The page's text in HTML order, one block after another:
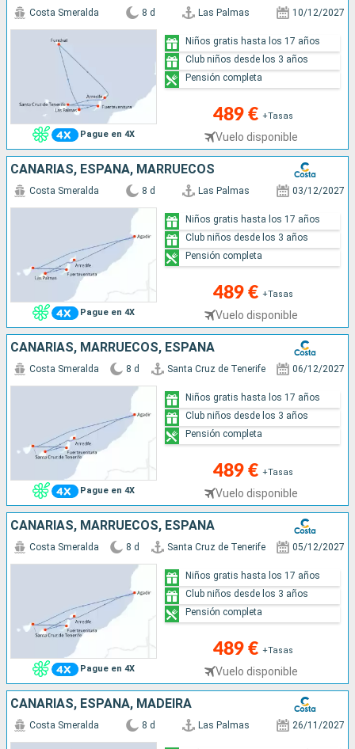
Pague en 4X
Costa Smeralda 8 d Las Palmas 10/12/2027
489 € +Tasas
Vuelo disponible
Niños gratis hasta los 17 años
Club niños desde los 3 años
Pensión completa
CANARIAS, ESPAÑA, MARRUECOS
Pague en 4X
Costa Smeralda 8 d Las Palmas 03/12/2027
489 € +Tasas
Vuelo disponible
Niños gratis hasta los 17 años
Club niños desde los 3 años
Pensión completa
CANARIAS, MARRUECOS, ESPAÑA
Pague en 4X
Costa Smeralda 8 d Santa Cruz de Tenerife 06/12/2027
489 € +Tasas
Vuelo disponible
Niños gratis hasta los 17 años
Club niños desde los 3 años
Pensión completa
CANARIAS, MARRUECOS, ESPAÑA
Pague en 4X
Costa Smeralda 8 d Santa Cruz de Tenerife 05/12/2027
489 € +Tasas
Vuelo disponible
Niños gratis hasta los 17 años
Club niños desde los 3 años
Pensión completa
CANARIAS, ESPAÑA, MADEIRA
Costa Smeralda 8 d Las Palmas 26/11/2027